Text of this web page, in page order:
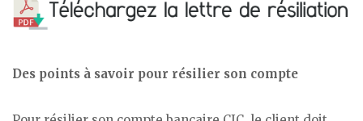
Des points à savoir pour résilier son compte